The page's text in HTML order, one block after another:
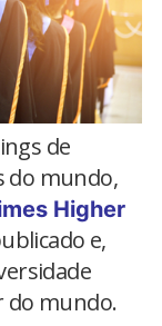
de
do mundo,
Higher
e,
do mundo.